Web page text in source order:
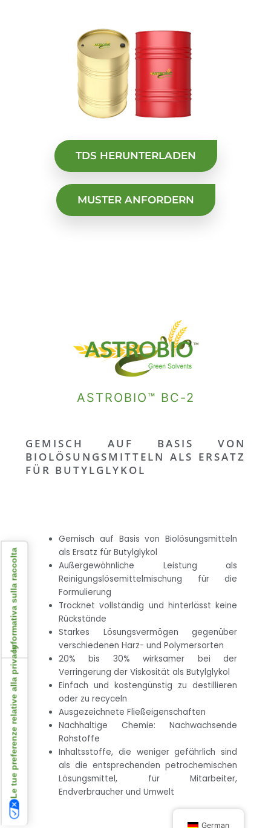
TDS HERUNTERLADEN
MUSTER ANFORDERN
ASTROBIO™ BC-2
GEMISCH AUF BASIS VON
BIOLÖSUNGSMITTELN ALS ERSATZ
FÜR BUTYLGLYKOL
Gemisch auf Basis von Biolösungsmitteln
als Ersatz für Butylglykol
Außergewöhnliche Leistung als
Reinigungslösemittelmischung für die
Formulierung
Trocknet vollständig und hinterlässt keine
Rückstände
Starkes Lösungsvermögen gegenüber
verschiedenen Harz- und Polymersorten
20% bis 30% wirksamer bei der
Verringerung der Viskosität als Butylglykol
Einfach und kostengünstig zu destillieren
oder zu recyceln
Ausgezeichnete Fließeigenschaften
Nachhaltige Chemie: Nachwachsende
Rohstoffe
Inhaltsstoffe, die weniger gefährlich sind
als die entsprechenden petrochemischen
Lösungsmittel, für Mitarbeiter,
Endverbraucher und Umwelt
German
Le tue preferenze relative alla privacy
Informativa sulla raccolta